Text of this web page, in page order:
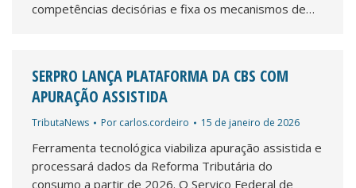
competências decisórias e fixa os mecanismos de…
SERPRO LANÇA PLATAFORMA DA CBS COM
APURAÇÃO ASSISTIDA
TributaNews Por carlos.cordeiro 15 de janeiro de 2026
Ferramenta tecnológica viabiliza apuração assistida e
processará dados da Reforma Tributária do
consumo a partir de 2026. O Serviço Federal de